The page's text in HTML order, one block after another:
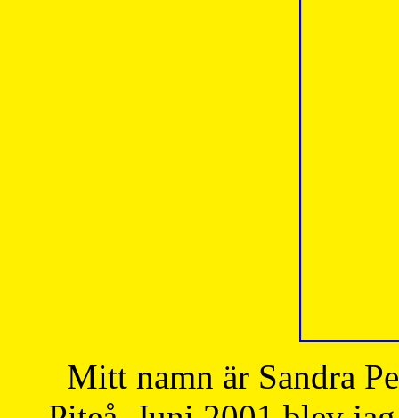
Mitt namn är Sandra